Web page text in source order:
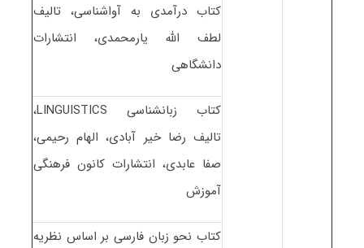
کتاب درآمدی به آواشناسی، تالیف
لطف الله یارمحمدی، انتشارات
دانشگاهی
کتاب زبانشناسی LINGUISTICS،
تالیف رضا خیر آبادی، الهام رحیمی،
صفا عابدی، انتشارات کانون فرهنگی
آموزش
کتاب نحو زبان فارسی بر اساس نظریه